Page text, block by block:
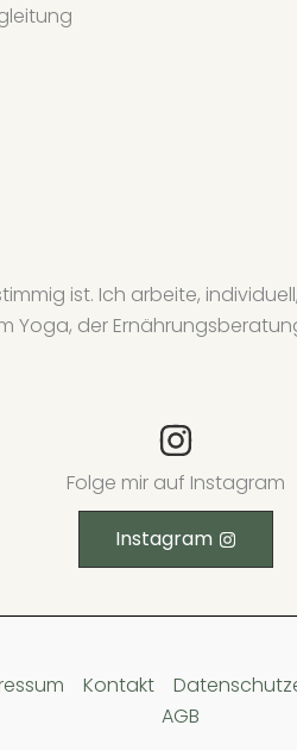
ist. Ich arbeite,
Yoga, der
Folge mir auf Instagram
Instagram
Kontakt
AGB